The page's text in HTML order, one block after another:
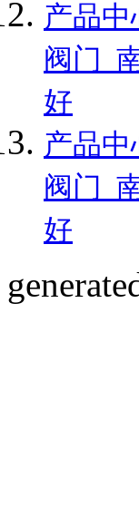
产品
阀门_
好
产品
阀门_
好